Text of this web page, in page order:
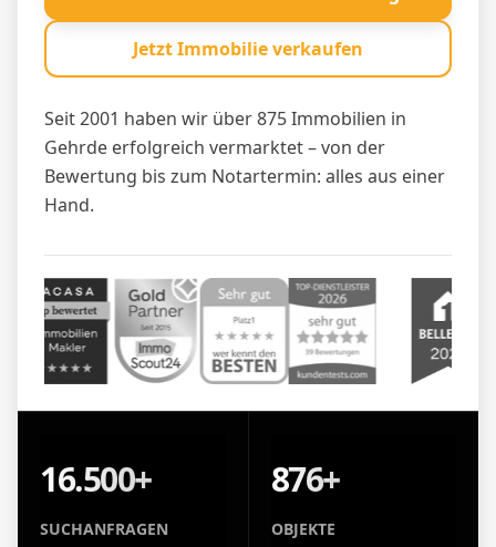
Seit 2001 haben wir über 875 Immobilien in
Gehrde erfolgreich vermarktet – von der
Bewertung bis zum Notartermin: alles aus einer
Hand.
Jetzt Immobilie verkaufen
16.500+
SUCHANFRAGEN
876+
OBJEKTE